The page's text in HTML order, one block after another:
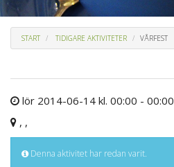
START TIDIGARE AKTIVITETER VÅRFEST
lör 2014-06-14 kl. 00:00 - 00:00
, ,
Denna aktivitet har redan varit.